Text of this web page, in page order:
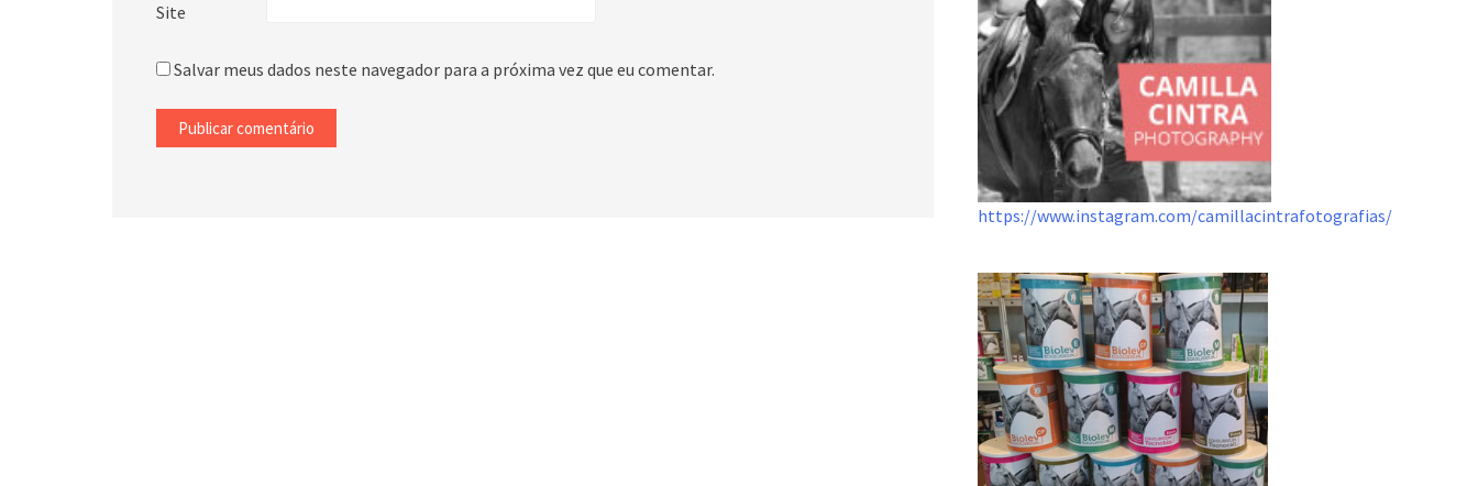
Site
Salvar meus dados neste navegador para a próxima vez que eu comentar.
https://www.instagram.com/camillacintrafotografias/